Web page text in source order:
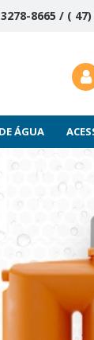
8665 / (
ÁGUA